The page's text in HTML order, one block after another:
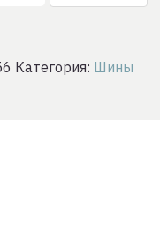
Категория: Шины